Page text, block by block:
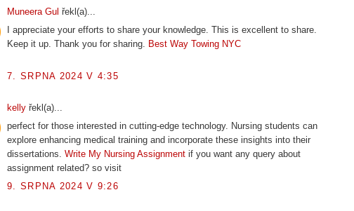
Muneera Gul řekl(a)...
I appreciate your efforts to share your knowledge. This is excellent to share.
Keep it up. Thank you for sharing. Best Way Towing NYC
7. SRPNA 2024 V 4:35
kelly řekl(a)...
perfect for those interested in cutting-edge technology. Nursing students can
explore enhancing medical training and incorporate these insights into their
dissertations. Write My Nursing Assignment if you want any query about
assignment related? so visit
9. SRPNA 2024 V 9:26